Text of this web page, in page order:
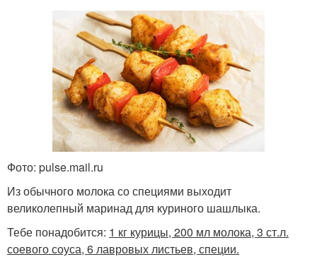
Фото: pulse.mail.ru
Из обычного молока со специями выходит
великолепный маринад для куриного шашлыка.
Тебе понадобится: 1 кг курицы, 200 мл молока, 3 ст.л.
соевого соуса, 6 лавровых листьев, специи.